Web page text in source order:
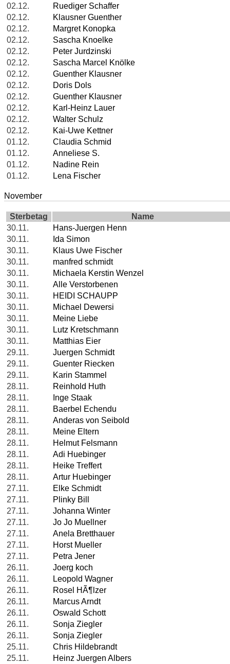
02.12.
Ruediger Schaffer
02.12.
Klausner Guenther
02.12.
Margret Konopka
02.12.
Sascha Knoelke
02.12.
Peter Jurdzinski
02.12.
Sascha Marcel Knölke
02.12.
Guenther Klausner
02.12.
Doris Dols
02.12.
Guenther Klausner
02.12.
Karl-Heinz Lauer
02.12.
Walter Schulz
02.12.
Kai-Uwe Kettner
01.12.
Claudia Schmid
01.12.
Anneliese S.
01.12.
Nadine Rein
01.12.
Lena Fischer
November
Sterbetag
Name
30.11.
Hans-Juergen Henn
30.11.
Ida Simon
30.11.
Klaus Uwe Fischer
30.11.
manfred schmidt
30.11.
Michaela Kerstin Wenzel
30.11.
Alle Verstorbenen
30.11.
HEIDI SCHAUPP
30.11.
Michael Dewersi
30.11.
Meine Liebe
30.11.
Lutz Kretschmann
30.11.
Matthias Eier
29.11.
Juergen Schmidt
29.11.
Guenter Riecken
29.11.
Karin Stammel
28.11.
Reinhold Huth
28.11.
Inge Staak
28.11.
Baerbel Echendu
28.11.
Anderas von Seibold
28.11.
Meine Eltern
28.11.
Helmut Felsmann
28.11.
Adi Huebinger
28.11.
Heike Treffert
28.11.
Artur Huebinger
27.11.
Elke Schmidt
27.11.
Plinky Bill
27.11.
Johanna Winter
27.11.
Jo Jo Muellner
27.11.
Anela Bretthauer
27.11.
Horst Mueller
27.11.
Petra Jener
26.11.
Joerg koch
26.11.
Leopold Wagner
26.11.
Rosel HÃ¶lzer
26.11.
Marcus Arndt
26.11.
Oswald Schott
26.11.
Sonja Ziegler
26.11.
Sonja Ziegler
25.11.
Chris Hildebrandt
25.11.
Heinz Juergen Albers